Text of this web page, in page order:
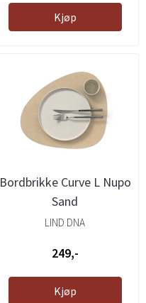
Kjøp
Bordbrikke Curve L Nupo
Sand
LIND DNA
249,-
Kjøp